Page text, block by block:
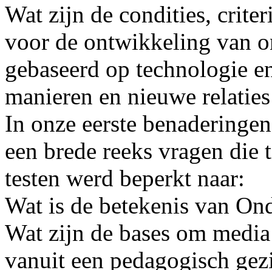
Wat zijn de condities,
voor de ontwikkeling van
gebaseerd op technologie
manieren en nieuwe
In onze eerste
een brede reeks vragen
testen werd beperkt naar:
Wat is de betekenis van
Wat zijn de bases om
vanuit een pedagogisch